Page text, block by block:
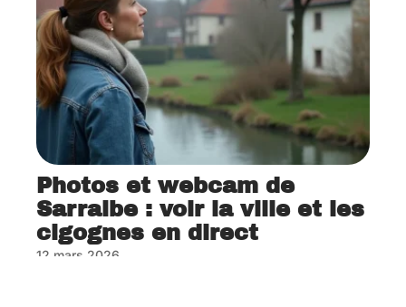
Photos et webcam de
Sarralbe : voir la ville et les
cigognes en direct
12 mars 2026